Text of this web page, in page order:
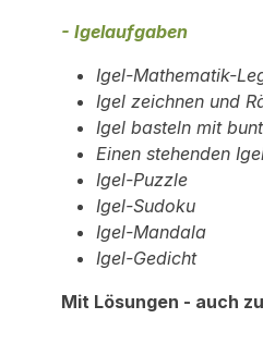
- Igelaufgaben
Igel-Mathematik-
Igel zeichnen und
Igel basteln mit
Einen stehenden
Igel-Puzzle
Igel-Sudoku
Igel-Mandala
Igel-Gedicht
Mit Lösungen - auch